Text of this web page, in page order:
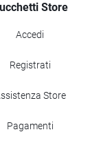
Store
Accedi
Registrati
Store
Pagamenti